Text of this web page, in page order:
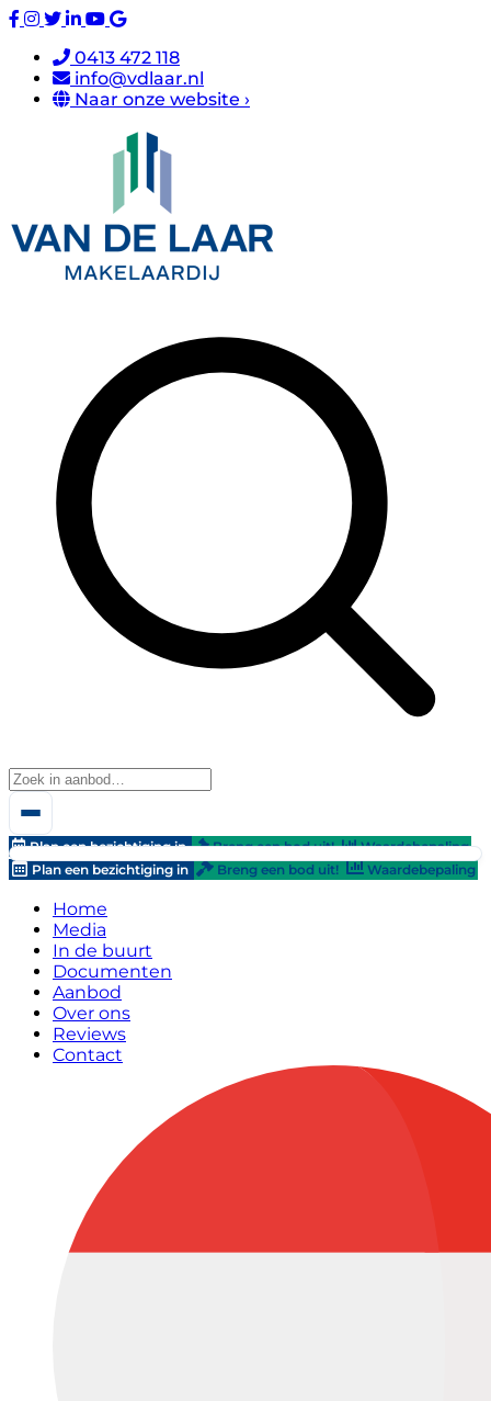
0413 472 118
info@vdlaar.nl
Naar onze website ›
Plan een bezichtiging in Breng een bod uit!
Waardebepaling
Plan een bezichtiging in
Breng een bod uit! Waardebepaling
Home
Media
In de buurt
Documenten
Aanbod
Over ons
Reviews
Contact